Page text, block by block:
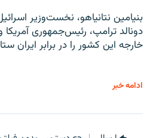
بنیامین نتانیاهو، نخست‌وزیر
دونالد ترامپ، رئیس‌جمهوری آمریکا
خارجه این کشور را در برابر ایران
ادامه خبر